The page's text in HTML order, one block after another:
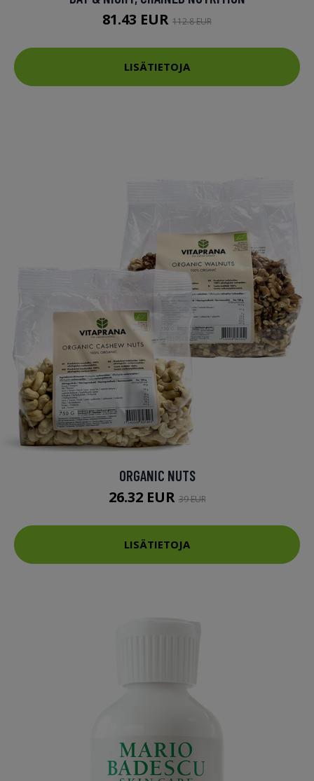
81.43 EUR 112.8 EUR
LISÄTIETOJA
ORGANIC NUTS
26.32 EUR39 EUR
LISÄTIETOJA